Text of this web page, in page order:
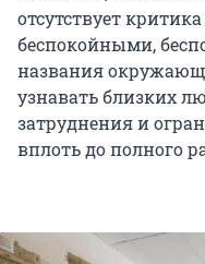
отсутствует
беспокойными,
названия
узнавать близких
затруднения и
вплоть до полного